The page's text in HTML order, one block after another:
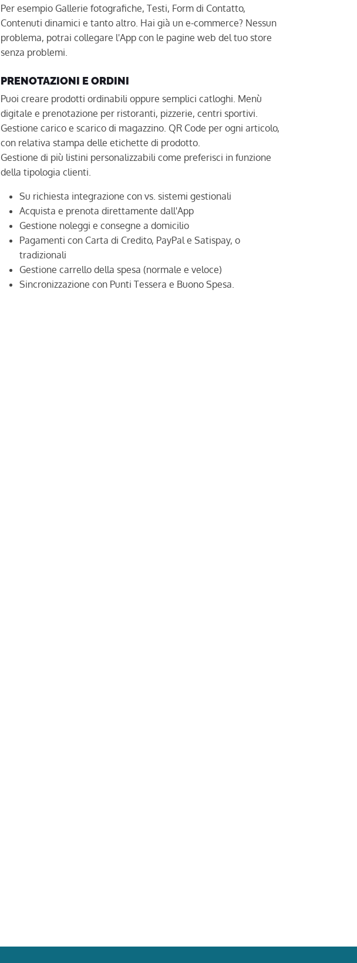
Per esempio Gallerie fotografiche, Testi, Form di Contatto,
Contenuti dinamici e tanto altro. Hai già un e-commerce? Nessun
problema, potrai collegare l'App con le pagine web del tuo store
senza problemi.
PRENOTAZIONI E ORDINI
Puoi creare prodotti ordinabili oppure semplici catloghi. Menù
digitale e prenotazione per ristoranti, pizzerie, centri sportivi.
Gestione carico e scarico di magazzino. QR Code per ogni articolo,
con relativa stampa delle etichette di prodotto.
Gestione di più listini personalizzabili come preferisci in funzione
della tipologia clienti.
Su richiesta integrazione con vs. sistemi gestionali
Acquista e prenota direttamente dall'App
Gestione noleggi e consegne a domicilio
Pagamenti con Carta di Credito, PayPal e Satispay, o
tradizionali
Gestione carrello della spesa (normale e veloce)
Sincronizzazione con Punti Tessera e Buono Spesa.